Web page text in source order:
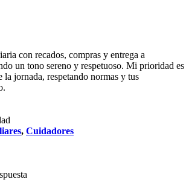
con recados, compras y entrega a
un tono sereno y respetuoso. Mi prioridad es
la jornada, respetando normas y tus
, Cuidadores